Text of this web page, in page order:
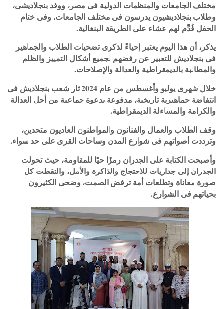
مختلف الجامعات والمنظمات الدولية فى مصر، ووفد بنجلاديشى،
وطلاب بنجلاديشيون يدرسون فى مختلف الجامعات، وفى ختام
الحفل قُدِّم لهم عشاء على الطريقة البنغالية.
يذكر، أن هذا اليوم يعتبر إحياءً لذكرى تضحيات الطلاب والجماهير
فى بنجلاديش للتعبير عن رفضهم لجميع أشكال التمييز والظلم
والمطالبة بالديمقراطية والعدالة والإصلاحات.
خلال شهرى يوليو وأغسطس من عام 2024 ثار شعب بنجلاديش فى
انتفاضة جماهيرية تاريخية، مدفوعة بدعوة جماعية من أجل العدالة
والكرامة والمساءلة الديمقراطية.
وقف الطلاب والعمال والفنانون والمواطنون العاديون متحدين،
وترددت أصواتهم فى شوارع المدن وساحات القرى على حد سواء.
وأصبحت الكتابة على الجدران رمزًا حيًا للمقاومة، حيث تحولت
الجدران إلى جداريات للاحتجاج والذاكرة والأمل، والتقطت كل
صورة معاناة وتطلعات أمة ترفض الصمت، وضحى الكثيرون
بحياتهم فى الشوارع.